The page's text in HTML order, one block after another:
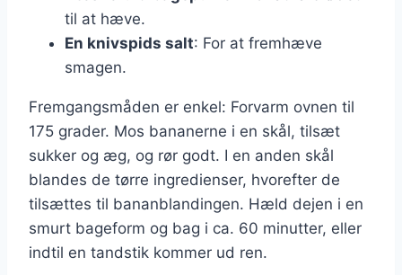
til at hæve.
En knivspids salt: For at fremhæve
smagen.
Fremgangsmåden er enkel: Forvarm ovnen til
175 grader. Mos bananerne i en skål, tilsæt
sukker og æg, og rør godt. I en anden skål
blandes de tørre ingredienser, hvorefter de
tilsættes til bananblandingen. Hæld dejen i en
smurt bageform og bag i ca. 60 minutter, eller
indtil en tandstik kommer ud ren.